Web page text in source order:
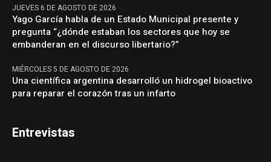
JUEVES 6 DE AGOSTO DE 2026
Yago García habla de un Estado Municipal presente y
pregunta “¿dónde estaban los sectores que hoy se
embanderan en el discurso libertario?”
MIÉRCOLES 5 DE AGOSTO DE 2026
Una científica argentina desarrolló un hidrogel bioactivo
para reparar el corazón tras un infarto
Entrevistas